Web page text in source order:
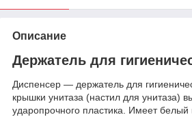
Описание
Держатель для
Диспенсер ― держатель для
крышки унитаза (настил для унитаза)
ударопрочного пластика. Имеет